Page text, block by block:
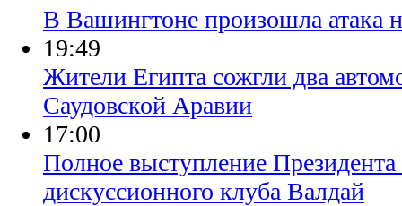
В Вашингтоне произошла атака
19:49
Жители Египта сожгли два
Саудовской Аравии
17:00
Полное выступление
дискуссионного клуба Валдай